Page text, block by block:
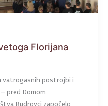
Florijana
vatrogasnih postrojbi i
pred Domom
Budrovci započelo